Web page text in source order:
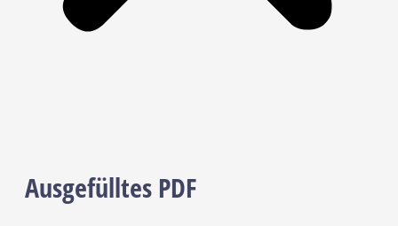
Ausgefülltes PDF